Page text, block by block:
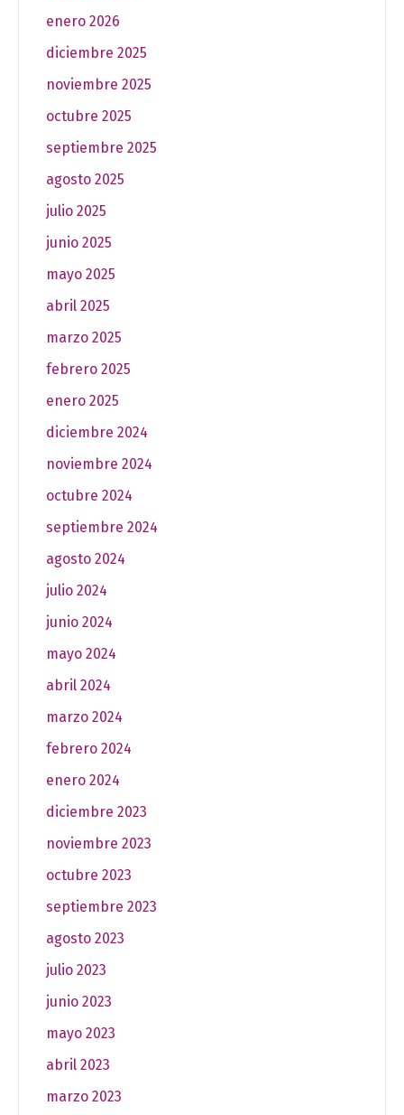
enero 2026
diciembre 2025
noviembre 2025
octubre 2025
septiembre 2025
agosto 2025
julio 2025
junio 2025
mayo 2025
abril 2025
marzo 2025
febrero 2025
enero 2025
diciembre 2024
noviembre 2024
octubre 2024
septiembre 2024
agosto 2024
julio 2024
junio 2024
mayo 2024
abril 2024
marzo 2024
febrero 2024
enero 2024
diciembre 2023
noviembre 2023
octubre 2023
septiembre 2023
agosto 2023
julio 2023
junio 2023
mayo 2023
abril 2023
marzo 2023